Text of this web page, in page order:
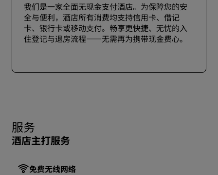
我们是一家全面无现金支付酒店。为保障您的安
全与便利，酒店所有消费均支持信用卡、借记
卡、银行卡或移动支付。畅享更快捷、无忧的入
住登记与退房流程——无需再为携带现金费心。
服务
酒店主打服务
免费无线网络